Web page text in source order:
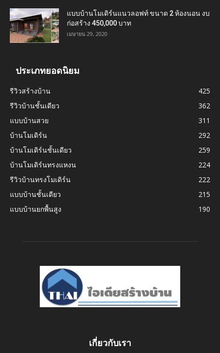
แบบบ้านโมเดิร์นแนวลอฟท์ ขนาด 2 ห้องนอน งบ
ก่อสร้าง 450,000 บาท
เมษายน 29, 2020
ประเภทยอดนิยม
รีวิวสร้างบ้าน
425
รีวิวบ้านชั้นเดียว
362
แบบบ้านสวย
311
บ้านโมเดิร์น
292
บ้านโมเดิร์นชั้นเดียว
259
บ้านโมเดิร์นทรงแหงน
224
รีวิวบ้านทรงโมเดิร์น
222
แบบบ้านชั้นเดียว
215
แบบบ้านยกพื้นสูง
190
เกี่ยวกับเรา